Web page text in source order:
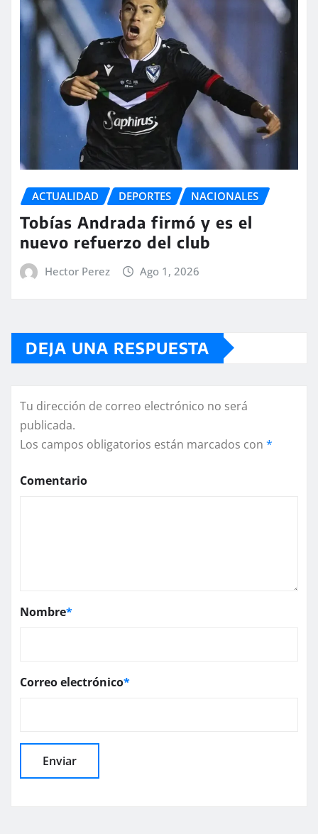
ACTUALIDAD DEPORTES NACIONALES
Tobías Andrada firmó y es el
nuevo refuerzo del club
Hector Perez Ago 1, 2026
DEJA UNA RESPUESTA
Tu dirección de correo electrónico no será
publicada.
Los campos obligatorios están marcados con *
Comentario
Nombre*
Correo electrónico*